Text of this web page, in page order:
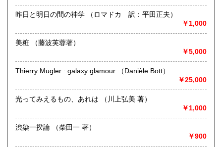
ご連絡いただければ直ちに参上いたします。
どの分野でも結構です。
取り扱い分野
古書一般（その他）
昨日と明日の間の神学 （ロマドカ 訳：平田正夫）
￥1,000
美粧 （藤波芙蓉著）
￥5,000
Thierry Mugler : galaxy glamour （Danièle Bott）
￥25,000
光ってみえるもの、あれは （川上弘美 著）
￥1,000
渋染一揆論 （柴田一 著）
￥900